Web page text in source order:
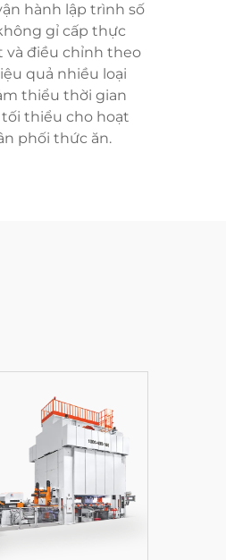
hành lập trình số
gỉ cấp thực
và điều chỉnh theo
quả nhiều loại
thiểu thời gian
thiểu cho hoạt
phối thức ăn.